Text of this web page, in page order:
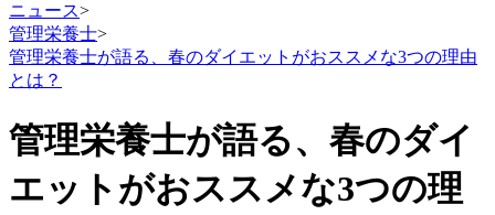
ニュース>
管理栄養士>
管理栄養士が語る、春のダイエットがおススメな3つの理由
とは？
管理栄養士が語る、春のダイ
エットがおススメな3つの理